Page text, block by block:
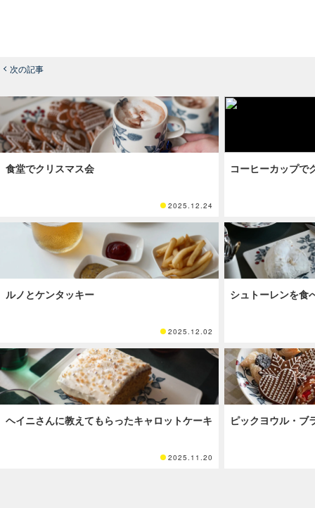
次の記事
食堂でクリスマス会
2025.12.24
コーヒーカップで
ルノとケンタッキー
2025.12.02
シュトーレンを食
ヘイニさんに教えてもらったキャロットケーキ
2025.11.20
ピックヨウル・ブ